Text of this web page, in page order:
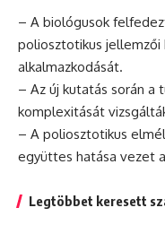
– A biológusok
poliosztotikus jellemzői
alkalmazkodását.
– Az új kutatás során a
komplexitását
– A poliosztotikus
együttes hatása vezet
Legtöbbet keresett